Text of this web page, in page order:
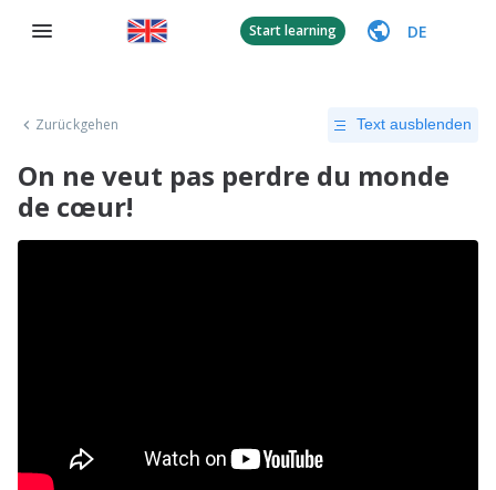
Start learning DE
Zurückgehen Text ausblenden
On ne veut pas perdre du monde
de cœur!